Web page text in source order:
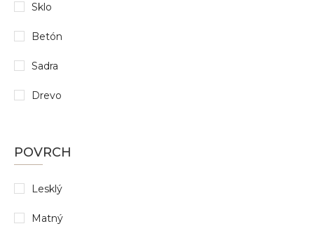
Sklo
Betón
Sadra
Drevo
POVRCH
Lesklý
Matný